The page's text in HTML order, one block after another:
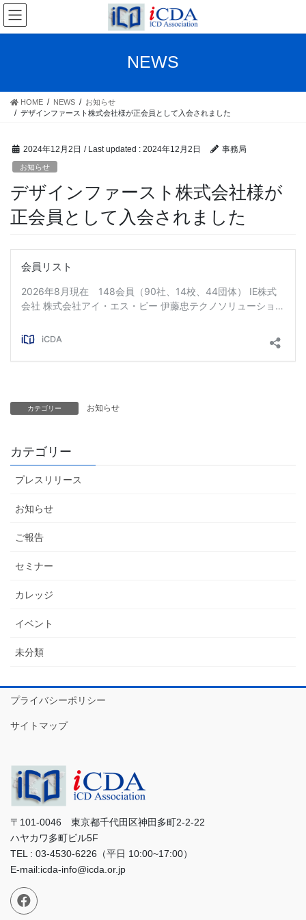
Skip
the
Skip
the
NEWS
HOME NEWS
お知らせ
デザインファースト株式会社様が正会員として入会されました
2024年12月2日 / Last updated : 2024年12月2日 事務局
お知らせ
デザインファースト株式会社様が
正会員として入会されました
カテゴリー お知らせ
カテゴリー
プレスリリース
お知らせ
ご報告
セミナー
カレッジ
イベント
未分類
プライバシーポリシー
サイトマップ
〒101-0046 東京都千代田区神田多町2-2-22
ハヤカワ多町ビル5F
TEL : 03-4530-6226（平日 10:00~17:00）
E-mail:icda-info@icda.or.jp